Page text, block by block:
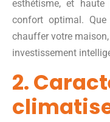
esthétisme, et
confort optimal.
chauffer votre
investissement
2.